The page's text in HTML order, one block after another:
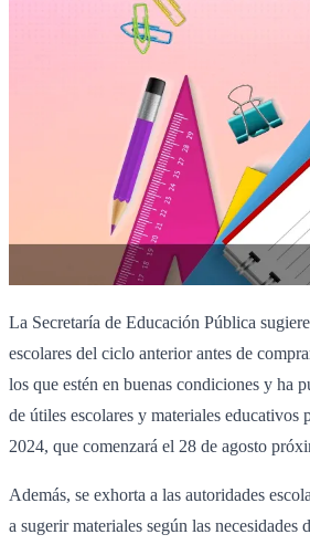
La Secretaría de Educación Pública
escolares del ciclo anterior antes de
los que estén en buenas condiciones y ha
de útiles escolares y materiales educativos
2024, que comenzará el 28 de agosto
Además, se exhorta a las autoridades
a sugerir materiales según las necesidades